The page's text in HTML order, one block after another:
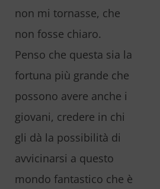
non mi tornasse, che
non fosse chiaro.
Penso che questa sia la
fortuna più grande che
possono avere anche i
giovani, credere in chi
gli dà la possibilità di
avvicinarsi a questo
mondo fantastico che è